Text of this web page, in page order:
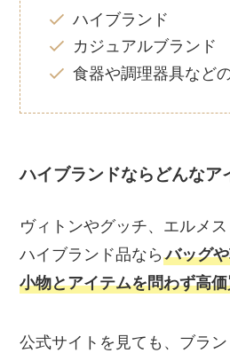
ハイブランド
カジュアルブランド
食器や調理器具など
ハイブランドならどんなア
ヴィトンやグッチ、エルメ
ハイブランド品ならバッグ
小物とアイテムを問わず高
公式サイトを見ても、ブラ